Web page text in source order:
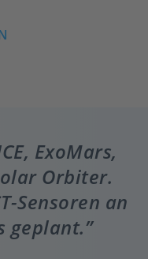
ExoMars,
Orbiter.
Sensoren an
geplant.